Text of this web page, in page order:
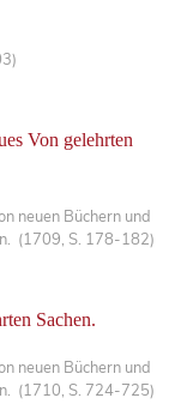
Von gelehrten
neuen Büchern und
(1709, S. 178-182)
Sachen.
neuen Büchern und
(1710, S. 724-725)